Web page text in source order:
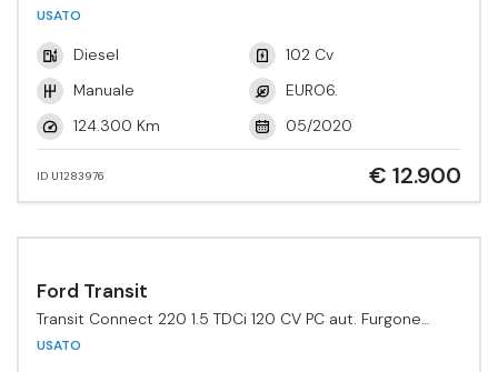
USATO
Diesel
102 Cv
Manuale
EURO6.
124.300 Km
05/2020
ID U1283976 € 12.900
Ford Transit
Transit Connect 220 1.5 TDCi 120 CV PC aut. Furgone
Active
USATO